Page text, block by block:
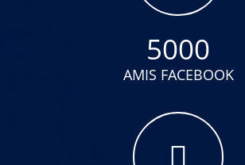
5000
AMIS FACEBOOK